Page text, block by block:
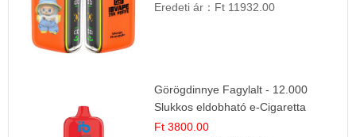
Eredeti ár： Ft 11932.00
Görögdinnye Fagylalt - 12.000
Slukkos eldobható e-Cigaretta
Ft 3800.00